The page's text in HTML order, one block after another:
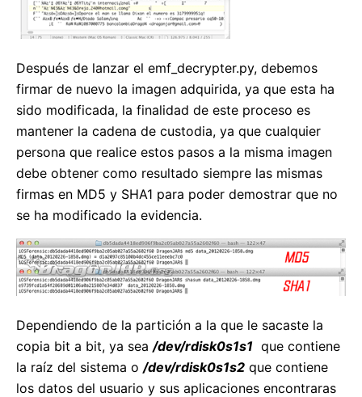
Después de lanzar el emf_decrypter.py, debemos
firmar de nuevo la imagen adquirida, ya que esta ha
sido modificada, la finalidad de este proceso es
mantener la cadena de custodia, ya que cualquier
persona que realice estos pasos a la misma imagen
debe obtener como resultado siempre las mismas
firmas en MD5 y SHA1 para poder demostrar que no
se ha modificado la evidencia.
Dependiendo de la partición a la que le sacaste la
copia bit a bit, ya sea /dev/rdisk0s1s1 que contiene
la raíz del sistema o /dev/rdisk0s1s2 que contiene
los datos del usuario y sus aplicaciones encontraras